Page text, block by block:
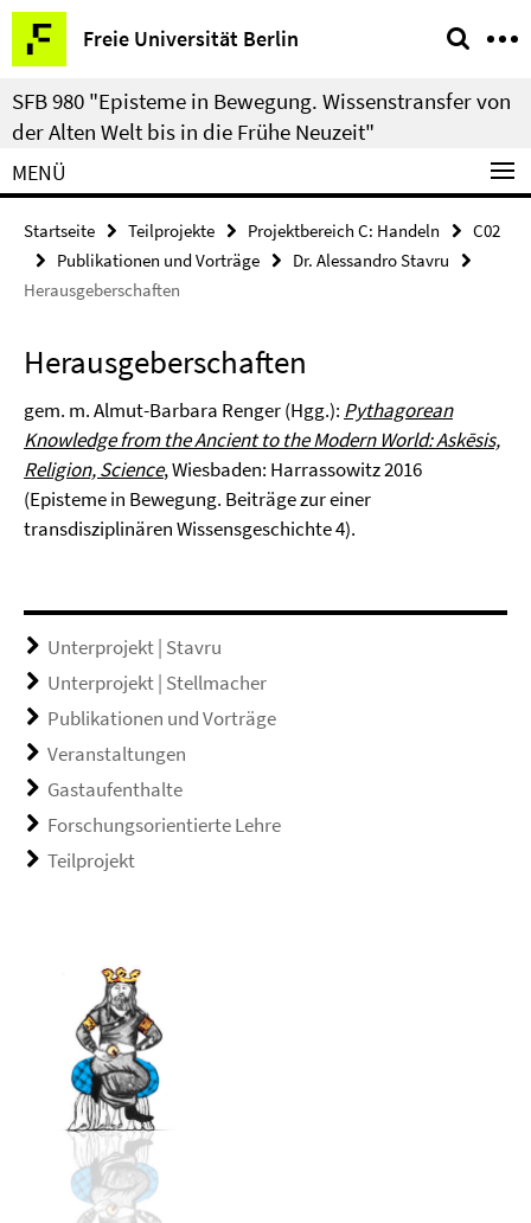
Springe
direkt
zu
Inhalt
Freie Universität Berlin
Service-
Navigation
SFB 980 "Episteme in Bewegung. Wissenstransfer von
der Alten Welt bis in die Frühe Neuzeit"
MENÜ
Startseite Teilprojekte Projektbereich C: Handeln
C02
Publikationen und Vorträge
Dr. Alessandro Stavru
Herausgeberschaften
Herausgeberschaften
gem. m. Almut-Barbara Renger (Hgg.): Pythagorean
Knowledge from the Ancient to the Modern World: Askēsis,
Religion, Science,Wiesbaden: Harrassowitz 2016
(Episteme in Bewegung. Beiträge zur einer
transdisziplinären Wissensgeschichte 4).
Unterprojekt | Stavru
Unterprojekt | Stellmacher
Publikationen und Vorträge
Veranstaltungen
Gastaufenthalte
Forschungsorientierte Lehre
Teilprojekt